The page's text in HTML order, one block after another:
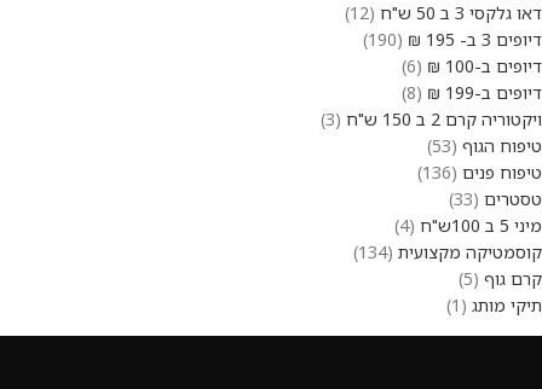
דאו גלקסי 3 ב 50 ש"ח
12
דיופים 3 ב- 195 ₪
190
דיופים ב-100 ₪
6
דיופים ב-199 ₪
8
ויקטוריה קרם 2 ב 150 ש"ח
3
טיפוח הגוף 53
טיפוח פנים 136
טסטרים 33
מיני 5 ב 100ש"ח
4
קוסמטיקה מקצועית 134
קרם גוף 5
תיקי מותג
1